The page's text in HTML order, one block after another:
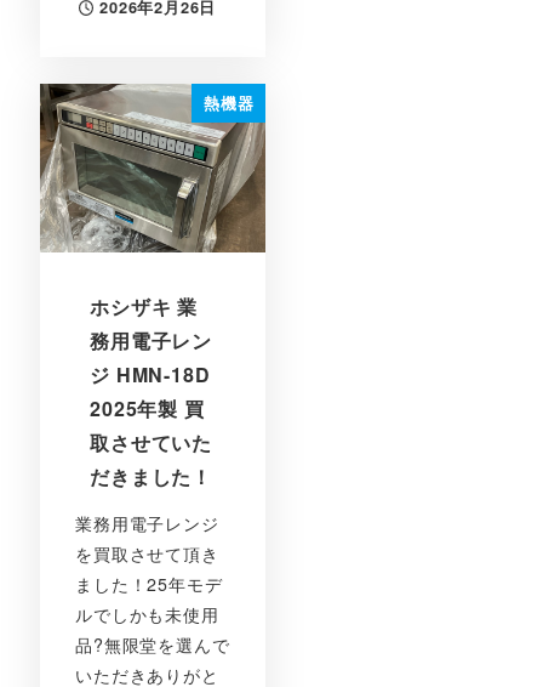
投稿日
2026年2月26日
熱機器
ホシザキ 業
務用電子レン
ジ HMN-18D
2025年製 買
取させていた
だきました！
業務用電子レンジ
を買取させて頂き
ました！25年モデ
ルでしかも未使用
品?無限堂を選んで
いただきありがと